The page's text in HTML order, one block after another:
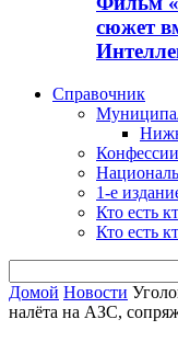
сюжет
Справочник
Конфессии
1-е
Кто есть
Кто есть
Домой Новости
налёта на АЗС,